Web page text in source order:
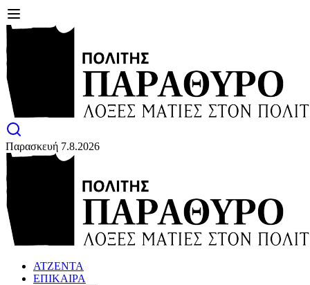
Παρασκευή 7.8.2026
ΑΤΖΕΝΤΑ
ΕΠΙΚΑΙΡΑ